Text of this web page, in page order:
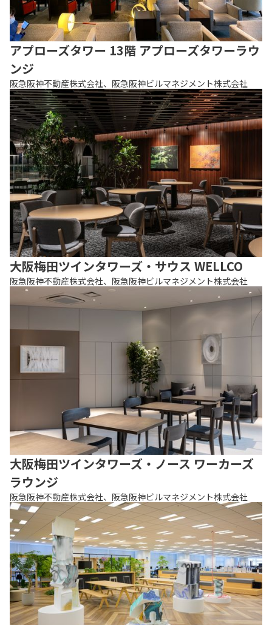
アプローズタワー 13階 アプローズタワーラウ
ンジ
阪急阪神不動産株式会社、阪急阪神ビルマネジメント株式会社
大阪梅田ツインタワーズ・サウス WELLCO
阪急阪神不動産株式会社、阪急阪神ビルマネジメント株式会社
大阪梅田ツインタワーズ・ノース ワーカーズ
ラウンジ
阪急阪神不動産株式会社、阪急阪神ビルマネジメント株式会社